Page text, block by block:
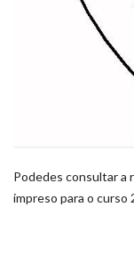
Podedes consultar a
impreso para o